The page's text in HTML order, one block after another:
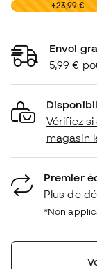
0,00 € +23,99 €
Envoi
5,99 €
Vérifiez
magasin
Premier
Plus de
*Non